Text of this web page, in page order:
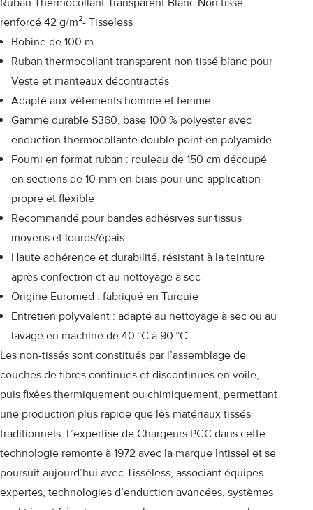
renforcé 42 g/m²- Tisseless
Bobine de 100 m
Ruban thermocollant transparent non tissé blanc pour
Veste et manteaux décontractés
Adapté aux vêtements homme et femme
Gamme durable S360, base 100 % polyester avec
enduction thermocollante double point en polyamide
Fourni en format ruban : rouleau de 150 cm découpé
en sections de 10 mm en biais pour une application
propre et flexible
Recommandé pour bandes adhésives sur tissus
moyens et lourds/épais
Haute adhérence et durabilité, résistant à la teinture
après confection et au nettoyage à sec
Origine Euromed : fabriqué en Turquie
Entretien polyvalent : adapté au nettoyage à sec ou au
lavage en machine de 40 °C à 90 °C
Les non-tissés sont constitués par l’assemblage de
couches de fibres continues et discontinues en voile,
puis fixées thermiquement ou chimiquement, permettant
une production plus rapide que les matériaux tissés
traditionnels. L’expertise de Chargeurs PCC dans cette
technologie remonte à 1972 avec la marque Intissel et se
poursuit aujourd’hui avec Tisséless, associant équipes
expertes, technologies d’enduction avancées, systèmes